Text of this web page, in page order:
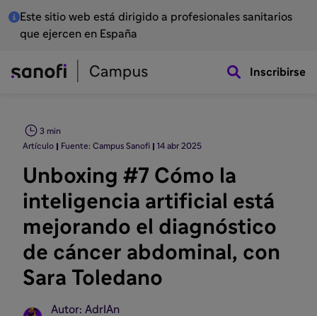
Este sitio web está dirigido a profesionales sanitarios
que ejercen en España
Inscribirse
Artículo Fuente: Campus Sanofi 14 abr 2025
3 min
Unboxing #7 Cómo la
inteligencia artificial está
mejorando el diagnóstico
de cáncer abdominal, con
Sara Toledano
Autor: AdrIAn